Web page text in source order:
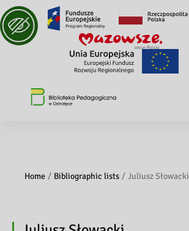
Home Bibliographic lists Juliusz Słowacki